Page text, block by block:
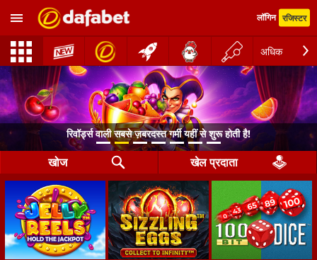
लॉगिन रजिस्टर
अधिक
रिवॉर्ड्स वाली सबसे ज़बरदस्त गर्मी यहीं से शुरू होती है!
खोज खेल प्रदाता